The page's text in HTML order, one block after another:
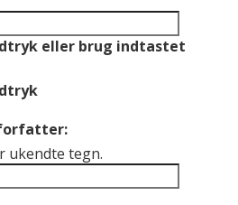
eller brug indtastet
ukendte tegn.